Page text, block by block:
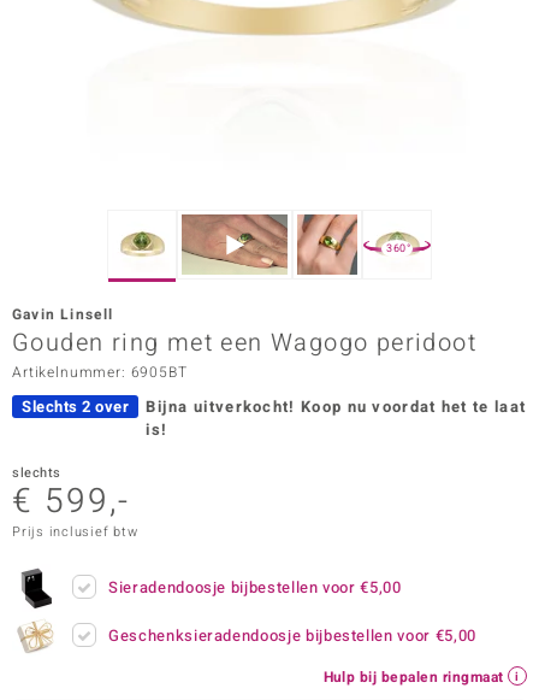
Vogue
in Italy
Paraíso
360°
Gavin Linsell
Gouden ring met een Wagogo peridoot
Artikelnummer: 6905BT
Slechts 2 over Bijna uitverkocht! Koop nu voordat het te laat
is!
slechts
€ 599,-
Prijs inclusief btw
Sieradendoosje bijbestellen voor€5,00
Geschenksieradendoosje bijbestellen voor €5,00
Hulp bij bepalen ringmaat